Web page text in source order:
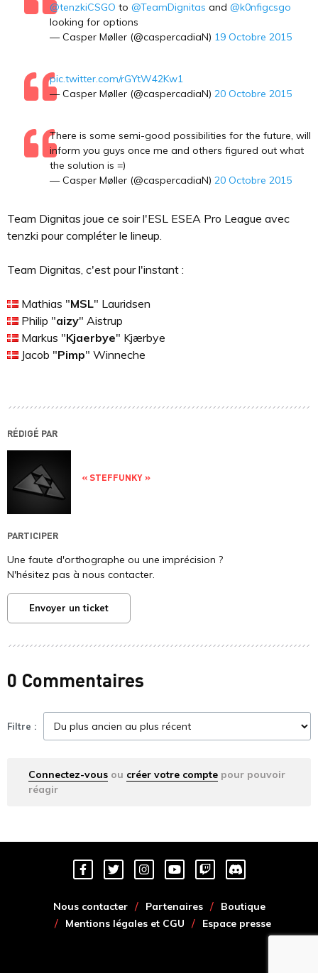
@tenzkiCSGO to @TeamDignitas and @k0nfigcsgo
looking for options
— Casper Møller (@caspercadiaN) 19 Octobre 2015
pic.twitter.com/rGYtW42Kw1
— Casper Møller (@caspercadiaN) 20 Octobre 2015
There is some semi-good possibilities for the future, will
inform you guys once me and others figured out what
the solution is =)
— Casper Møller (@caspercadiaN) 20 Octobre 2015
Team Dignitas joue ce soir l'ESL ESEA Pro League avec
tenzki pour compléter le lineup.
Team Dignitas, c'est pour l'instant :
Mathias "MSL" Lauridsen
Philip "aizy" Aistrup
Markus "Kjaerbye" Kjærbye
Jacob "Pimp" Winneche
RÉDIGÉ PAR
« STEFFUNKY »
PARTICIPER
Une faute d'orthographe ou une imprécision ?
N'hésitez pas à nous contacter.
Envoyer un ticket
0 Commentaires
Filtre :
Connectez-vous ou créer votre compte pour pouvoir
réagir
Nous contacter Partenaires
Boutique
Mentions légales et CGU
Espace presse